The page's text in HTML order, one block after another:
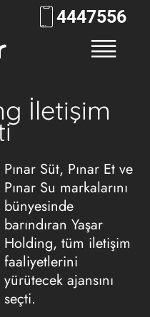
444RKLM
İletişim
Pınar Süt, Pınar Et ve
Pınar Su markalarını
bünyesinde
barındıran Yaşar
Holding, tüm iletişim
faaliyetlerini
yürütecek ajansını
seçti.